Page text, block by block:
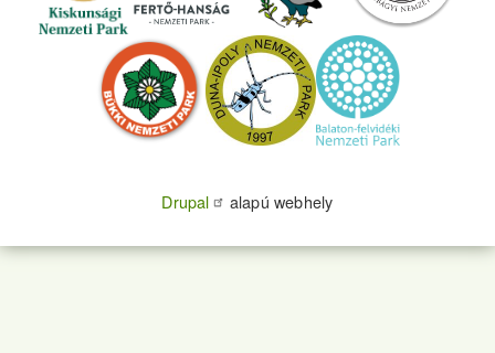
Drupal alapú webhely